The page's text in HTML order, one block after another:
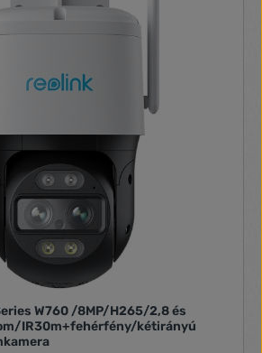
W760 /8MP/H265/2,8 és
IR30m+fehérfény/kétirányú